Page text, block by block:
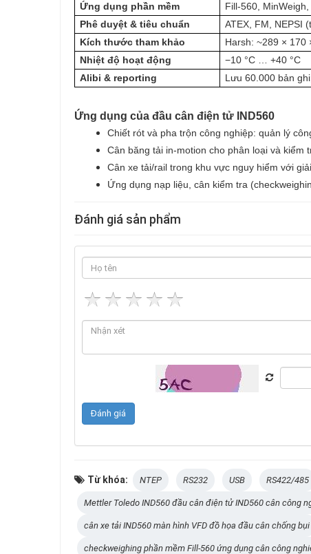
Ứng dụng phần mềm
Fill-560,
Phê duyệt & tiêu chuẩn
ATEX, FM, NEPSI
Kích thước tham khảo
Harsh: ~289 × 170
Nhiệt độ hoạt động
−10 °C … +40 °C
Alibi & reporting
Lưu 60.000 bản
Ứng dụng của đầu cân điện tử IND560
Chiết rót và pha trộn công nghiệp: quản lý
Cân băng tải in-motion cho phân loại và kiểm
Cân xe tải/rail trong khu vực nguy hiểm với
Ứng dụng nạp liệu, cân kiểm tra
Đánh giá sản phẩm
Từ khóa: NTEP RS232 USB RS422/485
Mettler Toledo IND560 đầu cân điện tử IND560 cân công
cân xe tải IND560 màn hình VFD đồ họa đầu cân chống bụi
checkweighing phần mềm Fill-560 ứng dụng cân công